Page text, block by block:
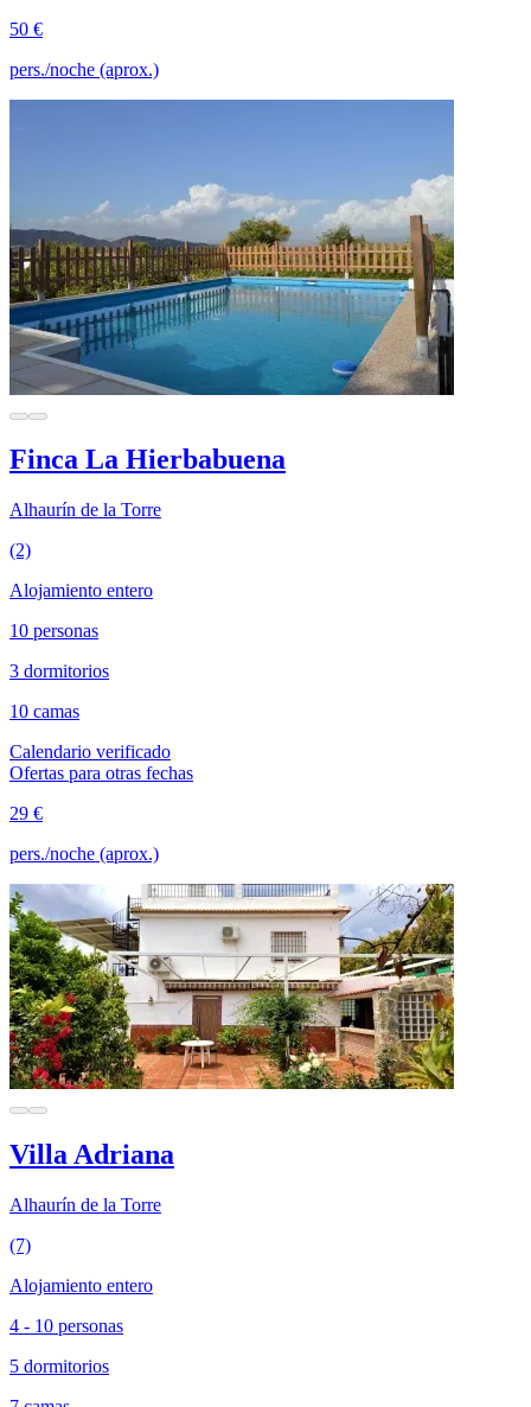
50 €
pers./noche (aprox.)
Finca La Hierbabuena
Alhaurín de la Torre
(2)
Alojamiento entero
10 personas
3 dormitorios
10 camas
Calendario verificado
Ofertas para otras fechas
29 €
pers./noche (aprox.)
Villa Adriana
Alhaurín de la Torre
(7)
Alojamiento entero
4 - 10 personas
5 dormitorios